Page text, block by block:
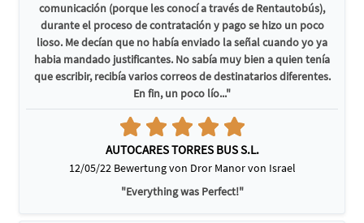
comunicación (porque les conocí a través de Rentautobús),
durante el proceso de contratación y pago se hizo un poco
lioso. Me decían que no había enviado la señal cuando yo ya
habia mandado justificantes. No sabía muy bien a quien tenía
que escribir, recibía varios correos de destinatarios diferentes.
En fin, un poco lío..."
AUTOCARES TORRES BUS S.L.
12/05/22 Bewertung von Dror Manor von Israel
"Everything was Perfect!"